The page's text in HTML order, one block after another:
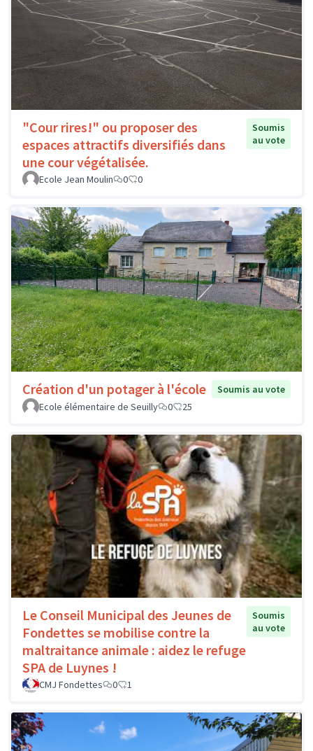
"Cour rires!" ou proposer des
espaces attractifs diversifiés dans
une cour végétalisée.
Soumis
au vote
Ecole Jean Moulin 0 0
Création d'un potager à l'école
Soumis au vote
Ecole élémentaire de Seuilly
0 25
Le Conseil Municipal des Jeunes de
Fondettes se mobilise contre la
maltraitance animale : aidez le refuge
SPA de Luynes !
Soumis
au vote
CMJ Fondettes 0 1